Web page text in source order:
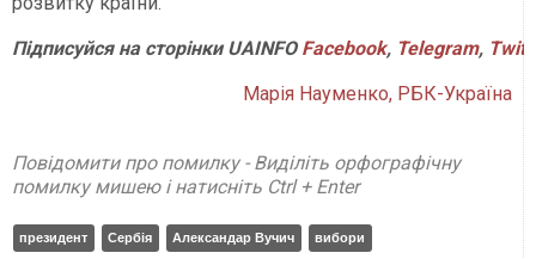
ПідписуйсянасторінкиUAINFO Facebook, Telegram,
Марія Науменко, РБК-Україна
Повідомити про помилку - Виділіть орфографічну
помилку мишею і натисніть Ctrl + Enter
президент Сербія Александар Вучич вибори